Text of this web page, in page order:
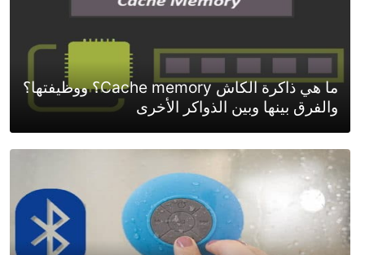
ما هي ذاكرة الكاش Cache memory؟ ووظيفتها؟
والفرق بينها وبين الذواكر الأخرى